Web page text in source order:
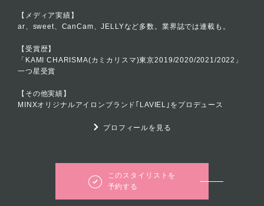
【メディア実績】
ar、sweet、CanCam、JELLYなど多数。業界誌では連載も。
【受賞歴】
「KAMI CHARISMA(カミカリスマ)東京2019/2020/2021/2022」
一つ星受賞
【その他実績】
MINXオリジナルアイロンブランド｢LAVIEL｣をプロデュース
プロフィールを見る
このスタイリストを
予約する